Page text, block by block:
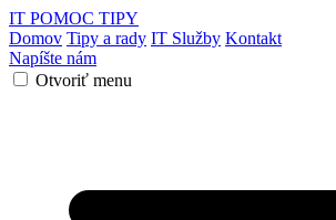
IT POMOC TIPY
Domov Tipy a rady IT Služby Kontakt
Napíšte nám
Otvoriť menu